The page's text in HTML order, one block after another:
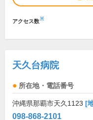
アクセス数※
天久台病院
所在地・電話番号
沖縄県那覇市天久1123 [
098-868-2101